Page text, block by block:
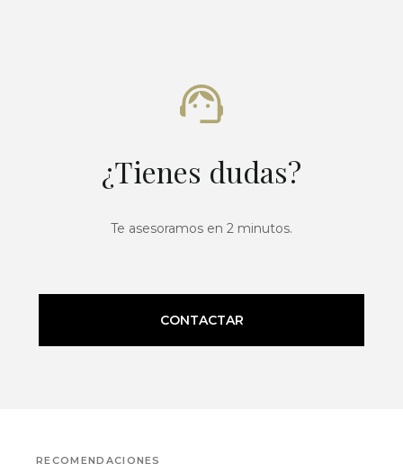
¿Tienes dudas?
Te asesoramos en 2 minutos.
CONTACTAR
RECOMENDACIONES